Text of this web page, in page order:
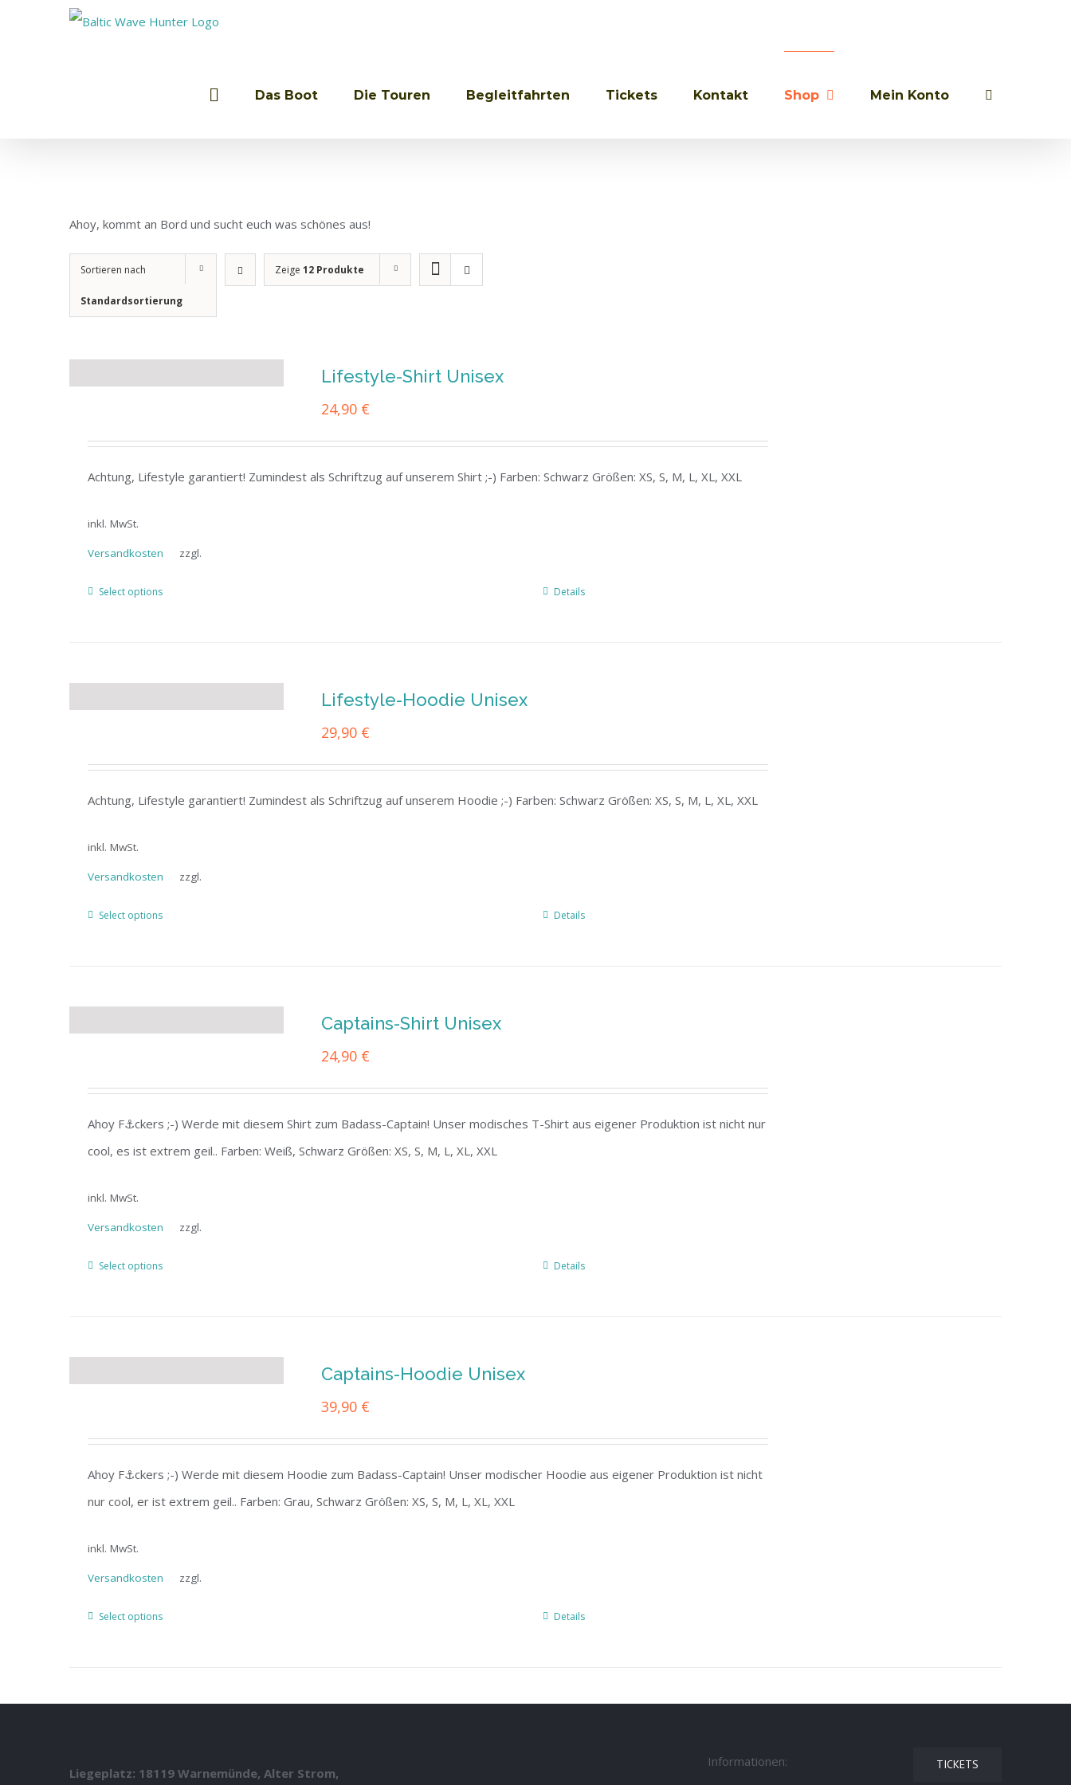
nach:
Das Boot Die Touren Begleitfahrten Tickets Kontakt Shop Mein Konto
Ahoy, kommt an Bord und sucht euch was schönes aus!
Sortieren nach
Standardsortierung
Zeige 12 Produkte
Lifestyle-Shirt Unisex
24,90 €
Achtung, Lifestyle garantiert! Zumindest als Schriftzug auf unserem Shirt ;-) Farben: Schwarz Größen: XS, S, M, L, XL, XXL
inkl. MwSt.
zzgl.
Versandkosten
Select options Details
Lifestyle-Hoodie Unisex
29,90 €
Achtung, Lifestyle garantiert! Zumindest als Schriftzug auf unserem Hoodie ;-) Farben: Schwarz Größen: XS, S, M, L, XL, XXL
inkl. MwSt.
zzgl.
Versandkosten
Select options Details
Captains-Shirt Unisex
24,90 €
Ahoy F⚓ckers ;-) Werde mit diesem Shirt zum Badass-Captain! Unser modisches T-Shirt aus eigener Produktion ist nicht nur
cool, es ist extrem geil.. Farben: Weiß, Schwarz Größen: XS, S, M, L, XL, XXL
inkl. MwSt.
zzgl.
Versandkosten
Select options Details
Captains-Hoodie Unisex
39,90 €
Ahoy F⚓ckers ;-) Werde mit diesem Hoodie zum Badass-Captain! Unser modischer Hoodie aus eigener Produktion ist nicht
nur cool, er ist extrem geil.. Farben: Grau, Schwarz Größen: XS, S, M, L, XL, XXL
inkl. MwSt.
zzgl.
Versandkosten
Select options Details
Liegeplatz: 18119 Warnemünde, Alter Strom,
Informationen: TICKETS